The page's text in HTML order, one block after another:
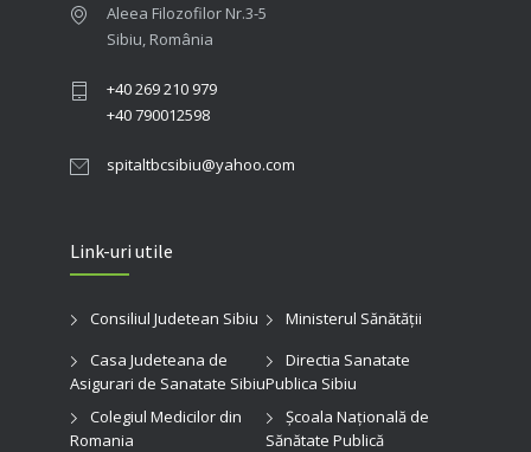
Aleea Filozofilor Nr.3-5
Sibiu, România
+40 269 210 979
+40 790012598
spitaltbcsibiu@yahoo.com
Link-uri utile
Consiliul Judetean Sibiu
Ministerul Sănătății
Casa Judeteana de
Asigurari de Sanatate Sibiu
Directia Sanatate
Publica Sibiu
Colegiul Medicilor din
Romania
Şcoala Naţională de
Sănătate Publică